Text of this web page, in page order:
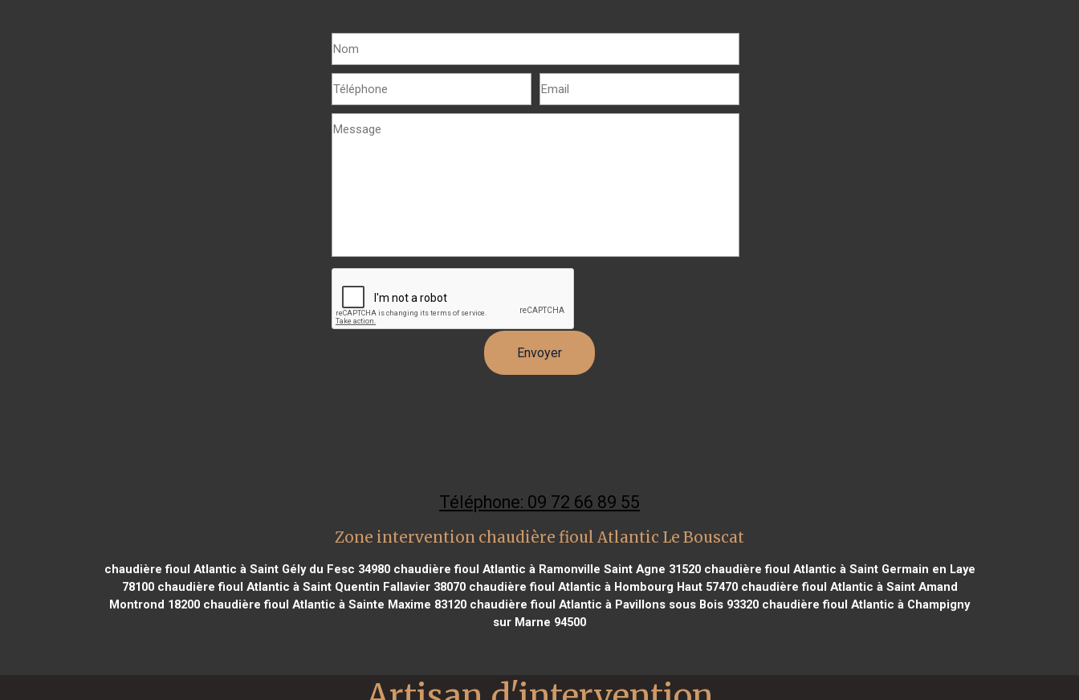
Téléphone: 09 72 66 89 55
Zone intervention chaudière fioul Atlantic Le Bouscat
chaudière fioul Atlantic à Saint Gély du Fesc 34980chaudière fioul Atlantic à Ramonville Saint Agne 31520chaudière fioul Atlantic à Saint Germain en Laye
78100chaudière fioul Atlantic à Saint Quentin Fallavier 38070chaudière fioul Atlantic à Hombourg Haut 57470chaudière fioul Atlantic à Saint Amand
Montrond 18200 chaudière fioul Atlantic à Sainte Maxime 83120 chaudière fioul Atlantic à Pavillons sous Bois 93320 chaudière fioul Atlantic à Champigny
sur Marne 94500